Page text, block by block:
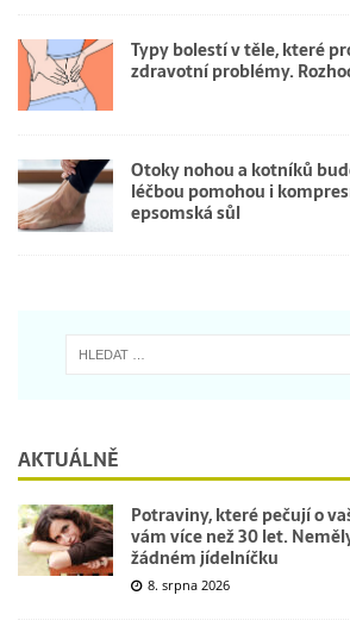
Typy bolestí v těle, které
zdravotní problémy.
Otoky nohou a kotníků
léčbou pomohou i
epsomská sůl
AKTUÁLNĚ
Potraviny, které pečují o
vám více než 30 let.
žádném jídelníčku
8. srpna 2026